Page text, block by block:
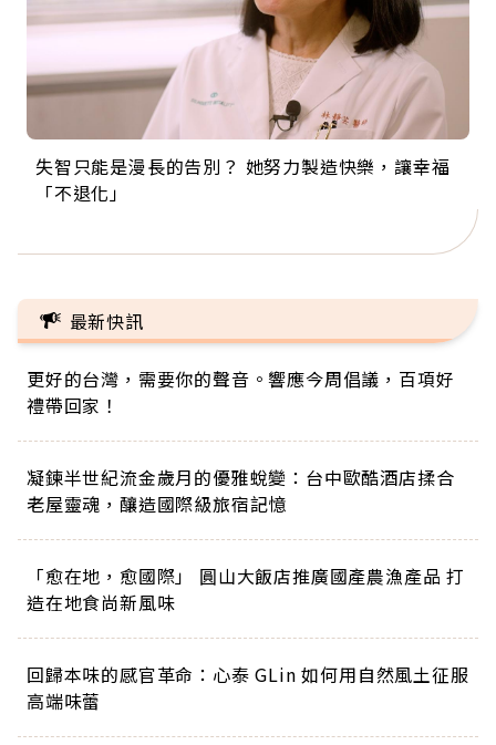
失智只能是漫長的告別？ 她努力製造快樂，讓幸福
「不退化」
來自剛果的巧克力神父 為台灣奉獻36年 「台灣是我
的家，我連作夢都講台語！」
63歲卸矽谷副總、搬回台灣找快樂！「蛋黃哥小
丑」走進安養院，逗樂上萬爺奶：退休後才開始真
104歲打破金氏世界紀錄 成為全球最年長羽球選
手，分享長壽的秘密原來是「這個」
事業巔峰他選擇追夢…黑手阿伯拉小提琴還登上小
巨蛋！連CNN都大讚！
最新快訊
更好的台灣，需要你的聲音。響應今周倡議，百項好
禮帶回家！
凝鍊半世紀流金歲月的優雅蛻變：台中歐酷酒店揉合
老屋靈魂，釀造國際級旅宿記憶
「愈在地，愈國際」 圓山大飯店推廣國產農漁產品 打
造在地食尚新風味
回歸本味的感官革命：心泰 GLin 如何用自然風土征服
高端味蕾